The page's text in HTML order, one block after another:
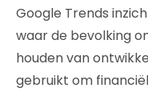
Google Trends
waar de bevolking
houden van
gebruikt om